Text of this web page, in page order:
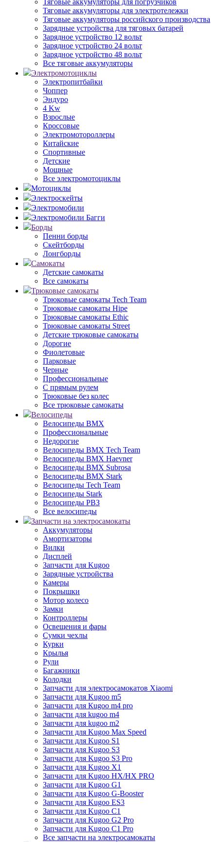
Тяговые аккумуляторы для погрузчиков
Тяговые аккумуляторы для электротележки
Тяговые аккумуляторы российского производства
Зарядные устройства для тяговых батарей
Зарядное устройство 12 вольт
Зарядное устройство 24 вольт
Зарядное устройство 48 вольт
Все тяговые аккумуляторы
Электромотоциклы
Электропитбайки
Чоппер
Эндуро
4 Kw
Взрослые
Кроссовые
Электромотороллеры
Китайские
Спортивные
Детские
Мощные
Все электромотоциклы
Мотоциклы
Электроскейты
Электромобили
Электромобили Багги
Борды
Пенни борды
Скейтборды
Лонгборды
Самокаты
Детские самокаты
Все самокаты
Трюковые самокаты
Трюковые самокаты Tech Team
Трюковые самокаты Hipe
Трюковые самокаты Ethic
Трюковые самокаты Street
Детские трюковые самокаты
Дорогие
Фиолетовые
Парковые
Черные
Профессиональные
С прямым рулем
Трюковые без колес
Все трюковые самокаты
Велосипеды
Велосипеды BMX
Профессиональные
Недорогие
Велосипеды BMX Tech Team
Велосипеды BMX Haevner
Велосипеды BMX Subrosa
Велосипеды BMX Stark
Велосипеды Tech Team
Велосипеды Stark
Велосипеды РВЗ
Все велосипеды
Запчасти на электросамокаты
Аккумуляторы
Амортизаторы
Вилки
Дисплей
Запчасти для Kugoo
Зарядные устройства
Камеры
Покрышки
Мотор колесо
Замки
Контроллеры
Освещения и фары
Сумки чехлы
Курки
Крылья
Рули
Багажники
Колодки
Запчасти для электросамокатов Xiaomi
Запчасти для Kugoo m5
Запчасти для Кugoo m4 pro
Запчасти для kugoo m4
Запчасти для kugoo m2
Запчасти для Kugoo Max Speed
Запчасти для Kugoo S1
Запчасти для Kugoo S3
Запчасти для Kugoo S3 Pro
Запчасти для Kugoo X1
Запчасти для Kugoo HX/HX PRO
Запчасти для Kugoo G1
Запчасти для Kugoo G-Booster
Запчасти для Kugoo ES3
Запчасти для Kugoo C1
Запчасти для Kugoo G2 Pro
Запчасти для Kugoo C1 Pro
Все запчасти на электросамокаты